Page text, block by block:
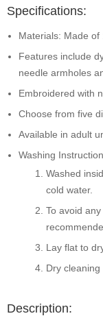
Specifications:
Materials: Made of
Features include
needle armholes
Embroidered with
Choose from five
Available in adult
Washing
Washed
cold water.
To avoid
Lay flat to
Dry cleaning
Description: